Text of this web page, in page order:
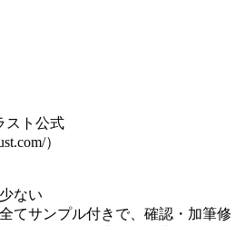
スト公式
）
ない
てサンプル付きで、確認・加筆修